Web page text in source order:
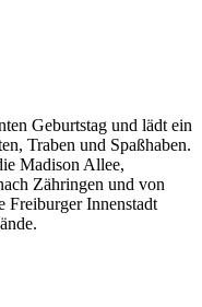
Geburtstag und lädt ein
Traben und Spaßhaben.
Madison Allee,
Zähringen und von
Freiburger Innenstadt